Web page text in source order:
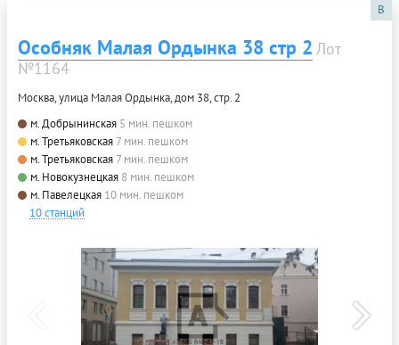
B
Особняк Малая Ордынка 38 стр 2 Лот
№1164
Москва, улица Малая Ордынка, дом 38, стр. 2
м. Добрынинская 5 мин. пешком
м. Третьяковская 7 мин. пешком
м. Третьяковская 7 мин. пешком
м. Новокузнецкая 8 мин. пешком
м. Павелецкая 10 мин. пешком
10 станций